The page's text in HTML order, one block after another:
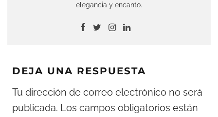
elegancia y encanto.
DEJA UNA RESPUESTA
Tu dirección de correo electrónico no será
publicada. Los campos obligatorios están